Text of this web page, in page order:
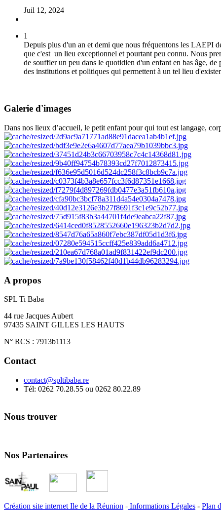
Juil 12, 2024
1
Depuis plus d'un an et demi que nous fréquentons les LAEPI
que c'est un lieu exceptionnel et pourtant peu connu. Nous
de souffler un peu dans le quotidien d'un enfant en bas âge,
des institutions et politiques qui permettent à un tel lieu
Galerie d'images
Dans nos lieux d’accueil, le petit enfant pour qui tout est langage,
A propos
SPL Ti Baba
44 rue Jacques Aubert
97435 SAINT GILLES LES HAUTS
N° RCS : 7913b1113
Contact
contact@spltibaba.re
Tél: 0262 70.28.55 ou 0262 80.22.89
Nous trouver
Nos Partenaires
Création site internet Ile de la Réunion - Informations Légales - Plan